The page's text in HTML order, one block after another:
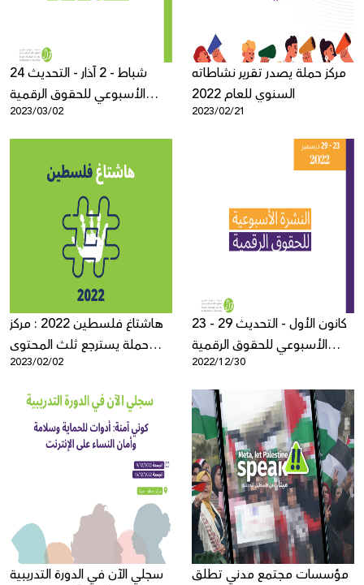
24 شباط - 2 آذار - التحديث
الأسبوعي للحقوق الرقمية
الفلسطينية
2023/03/02
مركز حملة يصدر تقرير نشاطاته
السنوي للعام 2022
2023/02/21
هاشتاغ فلسطين 2022 : مركز
حملة يسترجع ثلث المحتوى
الفلسطيني المحذوف عن
2023/02/02
23 - 29 كانون الأول - التحديث
الأسبوعي للحقوق الرقمية
الفلسطينية
2022/12/30
سجلي الآن في الدورة التدريبية
مؤسسات مجتمع مدني تطلق